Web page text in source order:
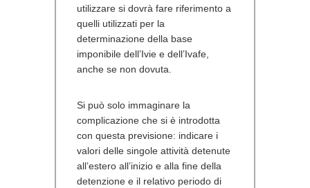
utilizzare si dovrà fare riferimento a
quelli utilizzati per la
determinazione della base
imponibile dell’Ivie e dell’Ivafe,
anche se non dovuta.
Si può solo immaginare la
complicazione che si è introdotta
con questa previsione: indicare i
valori delle singole attività detenute
all’estero all’inizio e alla fine della
detenzione e il relativo periodo di